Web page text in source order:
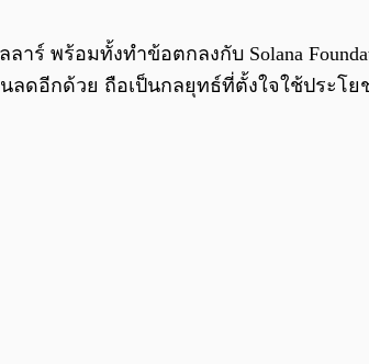
าร์ พร้อมทั้งทำข้อตกลงกับ Solana
นลดอีกด้วย ถือเป็นกลยุทธ์ที่ตั้งใจใช้ประโ